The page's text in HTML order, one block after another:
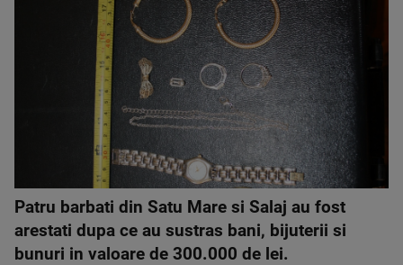
Patru barbati din Satu Mare si Salaj au fost
arestati dupa ce au sustras bani, bijuterii si
bunuri in valoare de 300.000 de lei.